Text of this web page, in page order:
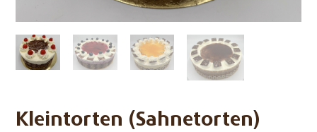
Kleintorten (Sahnetorten)